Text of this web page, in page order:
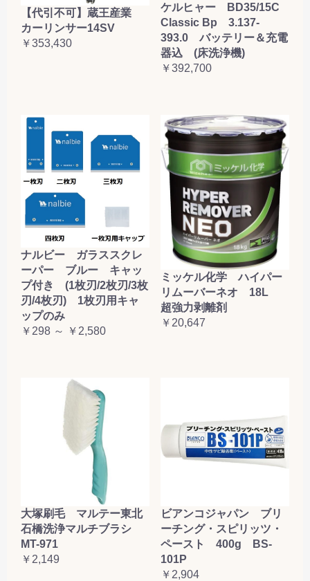
【代引不可】蔵王産業
カーリンサー14SV
￥353,430
ケルヒャー BD35/15C
Classic Bp 3.137-
393.0 バッテリー＆充電
器込 (床洗浄機)
￥392,700
ナルビー ガラススクレ
ーパー ブルー キャッ
プ付き (1枚刃/2枚刃/3枚
刃/4枚刃) 1枚刃用キャ
ップのみ
￥298 ～ ￥2,580
ミッケル化学 ハイパー
リムーバーネオ 18L
超強力剥離剤
￥20,647
大塚刷毛 マルテー東北
石橋洗浄マルチブラシ
MT-971
￥2,149
ビアンコジャパン ブリ
ーチング・スピリッツ・
ペースト 400g BS-
101P
￥2,904